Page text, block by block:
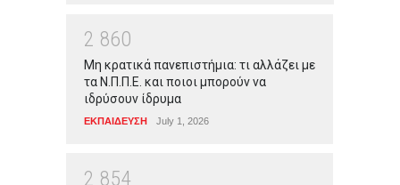
2 860
Μη κρατικά πανεπιστήμια: τι αλλάζει με
τα Ν.Π.Π.Ε. και ποιοι μπορούν να
ιδρύσουν ίδρυμα
ΕΚΠΑΙΔΕΥΣΗ July 1, 2026
2 854